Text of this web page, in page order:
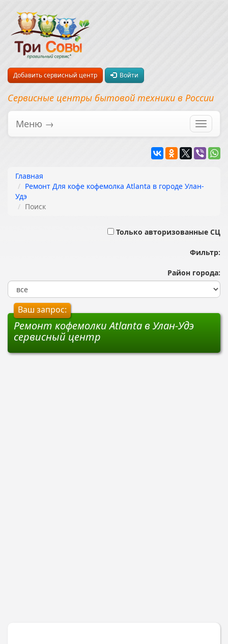
Добавить сервисный центр Войти
Сервисные центры бытовой техники в России
Меню →
Главная
Ремонт Для кофе кофемолка Atlanta в городе Улан-
Удэ
Поиск
Только авторизованные СЦ
Фильтр:
Район города:
Ваш запрос:
Ремонт кофемолки Atlanta в Улан-Удэ
сервисный центр